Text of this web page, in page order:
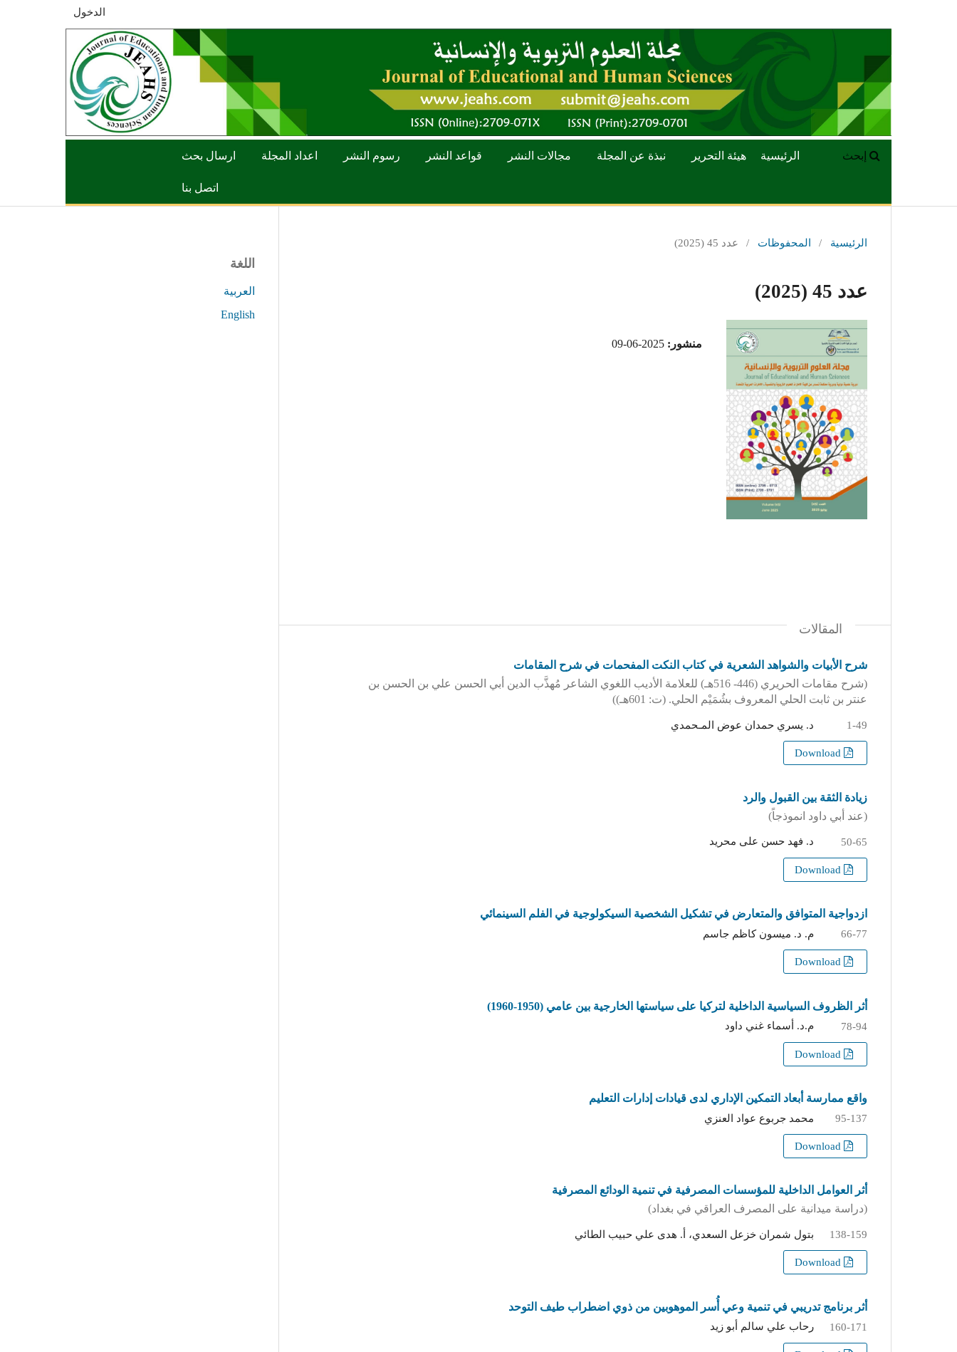
الرئيسية هيئة التحرير نبذة عن المجلة مجالات النشر قواعد النشر رسوم النشر اعداد المجلة ارسال بحث
اتصل بنا
إبحث
الدخول
الرئيسية / المحفوظات / عدد 45 (2025)
عدد 45 (2025)
منشور:2025-06-09
المقالات
شرح الأبيات والشواهد الشعرية في كتاب النكت المفحمات في شرح المقامات
(شرح مقامات الحريري (446- 516هـ) للعلامة الأديب اللغوي الشاعر مُهذَّب الدين أبي الحسن علي بن الحسن بن
عنتر بن ثابت الحلي المعروف بشُمَيْم الحلي. (ت: 601هـ))
د. يسري حمدان عوض المـحمدي 1-49
زيادة الثقة بين القبول والرد
(عند أبي داود انموذجاً)
د. فهد حسن على محريد 50-65
ازدواجية المتوافق والمتعارض في تشكيل الشخصية السيكولوجية في الفلم السينمائي
م. د. ميسون كاظم جاسم 66-77
أثر الظروف السياسية الداخلية لتركيا على سياستها الخارجية بين عامي (1950-1960)
م.د. أسماء غني داود 78-94
واقع ممارسة أبعاد التمكين الإداري لدى قيادات إدارات التعليم
محمد جربوع عواد العنزي 95-137
أثر العوامل الداخلية للمؤسسات المصرفية في تنمية الودائع المصرفية
(دراسة ميدانية على المصرف العراقي في بغداد)
بتول شمران خزعل السعدي، أ. هدى علي حبيب الطائي 138-159
أثر برنامج تدريبي في تنمية وعي أُسر الموهوبين من ذوي اضطراب طيف التوحد
رحاب علي سالم أبو زيد 160-171
اللغة
العربية
English